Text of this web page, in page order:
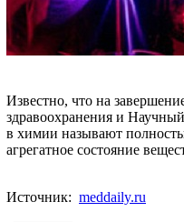
Известно, что на
здравоохранения и
в химии называют
агрегатное состояние
Источник: meddaily.ru